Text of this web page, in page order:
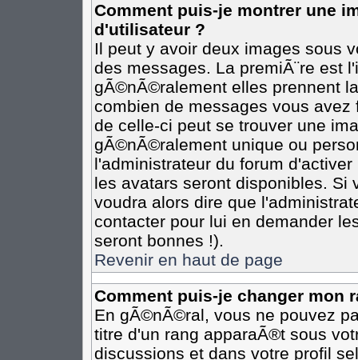
Comment puis-je montrer une
d'utilisateur ?
Il peut y avoir deux images sous
des messages. La premiÃ¨re est
gÃ©nÃ©ralement elles prennent
combien de messages vous
de celle-ci peut se trouver une
gÃ©nÃ©ralement unique ou
l'administrateur du forum
les avatars seront disponibles. Si
voudra alors dire que
contacter pour lui en demander
seront bonnes !).
Revenir en haut de page
Comment puis-je changer mon
En gÃ©nÃ©ral, vous ne pouvez
titre d'un rang apparaÃ®t sous
discussions et dans votre profil